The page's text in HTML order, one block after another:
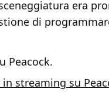
era
di
Peacock.
streaming su